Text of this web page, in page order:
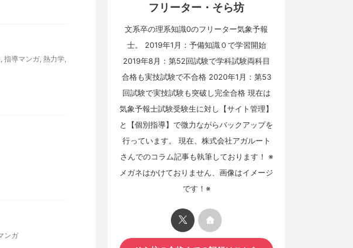
指導マンガ 熱力学
ンガ
フリーター・そら坊
文系卒の理系知識0のフリーター気象予報
士。 2019年1月：予備知識０で学習開始
2019年8月：第52回試験で学科試験両科目
合格も実技試験で不合格 2020年1月：第53
回試験で実技試験も突破し完全合格 現在は
気象予報士試験受験生に対し【サイト管理】
と【個別指導】で微力ながらバックアップを
行っています。 現在、株式会社アガルート
さんでのコラム記事も執筆しております！ ※
メガネはかけておりません、画像はイメージ
です！※